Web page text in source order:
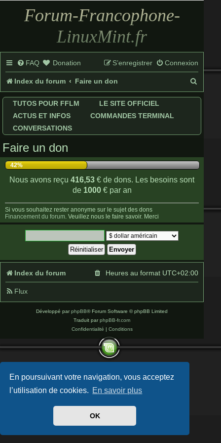
En poursuivant votre navigation, vous acceptez
l’utilisation de cookies. En savoir plus
OK
Forum-Francophone-
LinuxMint.fr
FAQ Donation Connexion
S’enregistrer
Index du forum Faire un don
e
r
e
TUTOS POUR FFLM
LE SITE OFFICIEL
ACTUS ET INFOS
COMMANDES TERMINAL
CONVERSATIONS
Faire un don
42%
Nous avons reçu416,53 € de dons. Les besoins sont
de 1000€ par an
Si vous souhaitez rester anonyme sur le sujet des dons
Financement du forum. Veuillez nous le faire savoir. Merci
Index du forum Heures au format UTC+02:00
Flux
Développé parphpBB® Forum Software © phpBB Limited
Traduit parphpBB-fr.com
Confidentialité
Conditions